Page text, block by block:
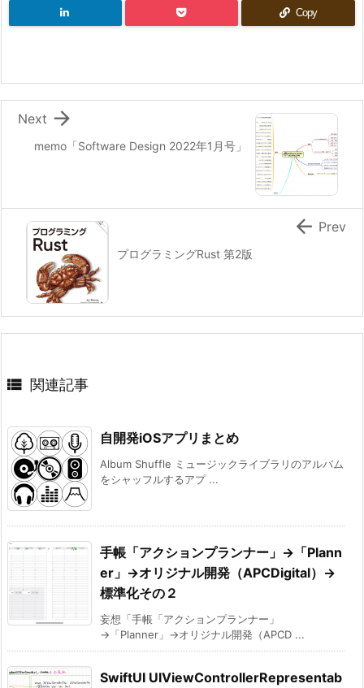
Copy
memo「Software Design 2022年1月号」

Next
プログラミングRust 第2版
 Prev
 関連記事
自開発iOSアプリまとめ
Album Shuffle ミュージックライブラリのアルバム
をシャッフルするアプ ...
手帳「アクションプランナー」→「Plann
er」→オリジナル開発（APCDigital）→
標準化その２
妄想「手帳「アクションプランナー」
→「Planner」→オリジナル開発（APCD ...
SwiftUI UIViewControllerRepresentab